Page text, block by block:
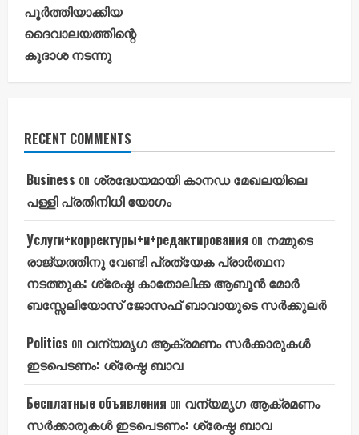
പൂർത്തിയാക്കിയ
ദൈവാലയത്തിന്റെ
കൂദാശ നടന്നു
RECENT COMMENTS
Business on ശ്രദ്ധേയമായി കാനഡ മേഖലയിലെ
പള്ളി പ്രതിനിധി യോഗം
Услуги+корректуры+и+редактирования on നമ്മുടെ
രാജ്യത്തിനു വേണ്ടി പ്രത്യേക പ്രാർത്ഥന
നടത്തുക: ശ്രേഷ്ഠ കാതോലിക്ക ആബൂൻ മോർ
ബസ്സേലിയോസ് ജോസഫ് ബാവായുടെ സർക്കുലർ
Politics on വന്യമൃഗ ആക്രമണം സർക്കാരുകൾ
ഇടപെടണം: ശ്രേഷ്ഠ ബാവ
Бесплатные объявления on വന്യമൃഗ ആക്രമണം
സർക്കാരുകൾ ഇടപെടണം: ശ്രേഷ്ഠ ബാവ